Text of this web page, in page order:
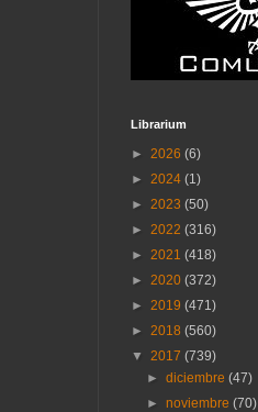
Librarium
► 2026 (6)
► 2024 (1)
► 2023 (50)
► 2022 (316)
► 2021 (418)
► 2020 (372)
► 2019 (471)
► 2018 (560)
▼ 2017 (739)
►diciembre(47)
►noviembre(70)